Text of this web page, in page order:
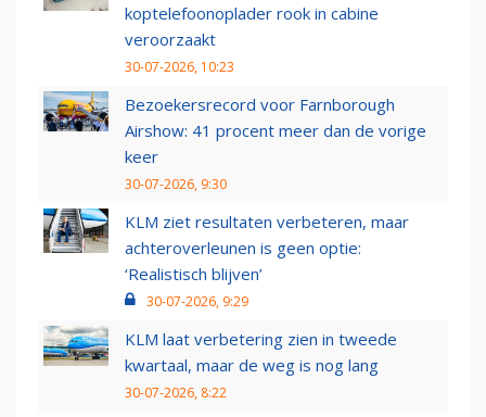
koptelefoonoplader rook in cabine
veroorzaakt
30-07-2026, 10:23
Bezoekersrecord voor Farnborough
Airshow: 41 procent meer dan de vorige
keer
30-07-2026, 9:30
KLM ziet resultaten verbeteren, maar
achteroverleunen is geen optie:
‘Realistisch blijven’
30-07-2026, 9:29
KLM laat verbetering zien in tweede
kwartaal, maar de weg is nog lang
30-07-2026, 8:22